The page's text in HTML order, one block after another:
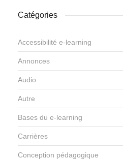
Catégories
Accessibilité e-learning
Annonces
Audio
Autre
Bases du e-learning
Carrières
Conception pédagogique